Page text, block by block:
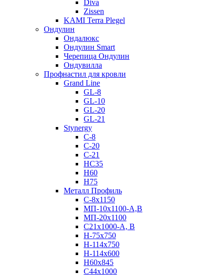
Diva
Zissen
KAMI Terra Plegel
Ондулин
Ондалюкс
Ондулин Smart
Черепица Ондулин
Ондувилла
Профнастил для кровли
Grand Line
GL-8
GL-10
GL-20
GL-21
Stynergy
C-8
C-20
C-21
НС35
Н60
H75
Металл Профиль
С-8х1150
МП-10x1100-А,В
МП-20х1100
С21х1000-А, В
H-75х750
Н-114х750
Н-114х600
Н60х845
С44х1000